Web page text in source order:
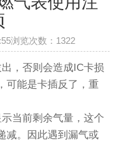
浏览次数： 1322
，否则会造成IC卡损
可能是卡插反了，重
当前剩余气量，这个
减。因此遇到漏气或